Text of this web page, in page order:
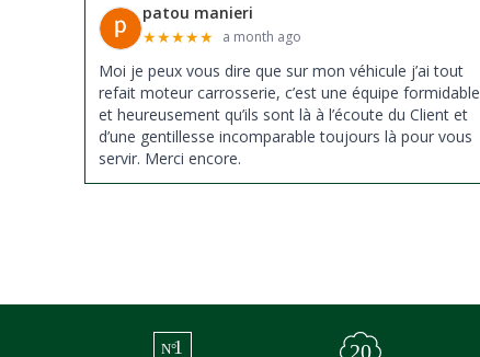
patou manieri
★★★★★ a month ago
Moi je peux vous dire que sur mon véhicule j’ai tout
refait moteur carrosserie, c’est une équipe formidable
et heureusement qu’ils sont là à l’écoute du Client et
d’une gentillesse incomparable toujours là pour vous
servir. Merci encore.